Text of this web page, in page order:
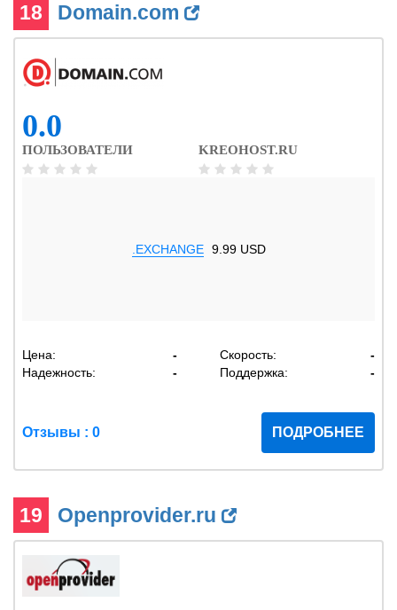
18 Domain.com
0.0
ПОЛЬЗОВАТЕЛИ KREOHOST.RU
.EXCHANGE 9.99 USD
Цена: - Скорость:
-
Надежность:
- Поддержка: -
Отзывы : 0 ПОДРОБНЕЕ
19 Openprovider.ru